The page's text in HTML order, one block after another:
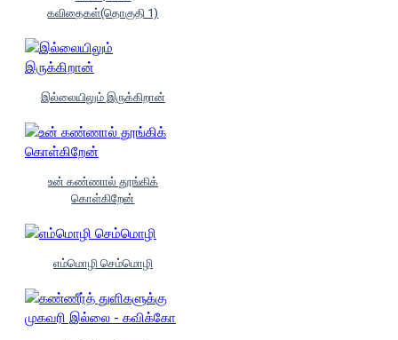
கவிதைகள்(தொகுதி 1)
இல்லையிலும் இருக்கிறான்
உன் கண்ணால் தூங்கிக்
கொள்கிறேன்
எம்மொழி செம்மொழி